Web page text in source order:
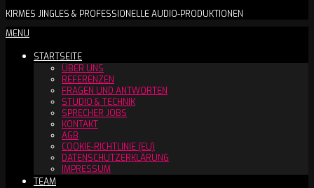
DCW
BOOKINGS™
KIRMES JINGLES & PROFESSIONELLE AUDIO-PRODUKTIONEN
Secondary
Menu
MENU
STARTSEITE
ÜBER UNS
REFERENZEN
FRAGEN UND ANTWORTEN
STUDIO & TECHNIK
SPRECHER JOBS
KONTAKT
AGB
COOKIE-RICHTLINIE (EU)
DATENSCHUTZERKLÄRUNG
IMPRESSUM
TEAM